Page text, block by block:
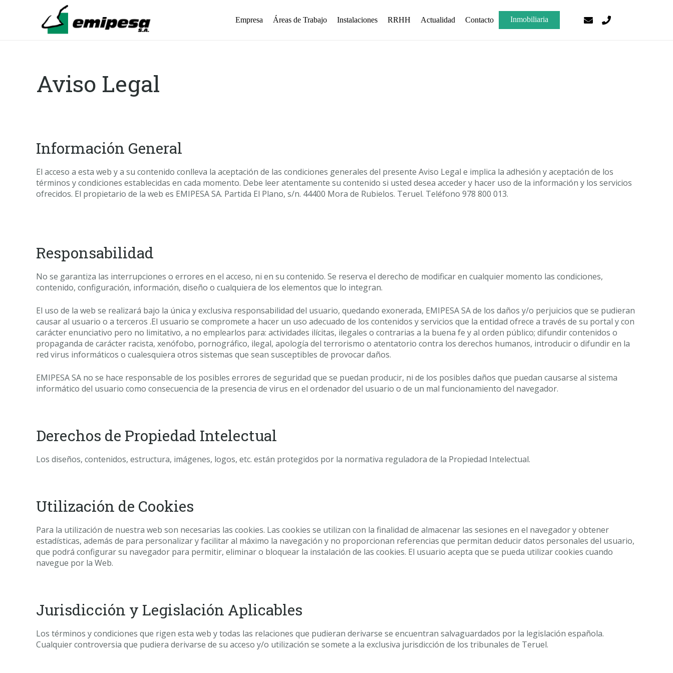
Empresa Áreas de Trabajo Instalaciones RRHH Actualidad Contacto Inmobiliaria
Aviso Legal
Información General
El acceso a esta web y a su contenido conlleva la aceptación de las condiciones generales del presente Aviso Legal e implica la adhesión y aceptación de los
términos y condiciones establecidas en cada momento. Debe leer atentamente su contenido si usted desea acceder y hacer uso de la información y los servicios
ofrecidos. El propietario de la web es EMIPESA SA. Partida El Plano, s/n. 44400 Mora de Rubielos. Teruel. Teléfono 978 800 013.
Responsabilidad
No se garantiza las interrupciones o errores en el acceso, ni en su contenido. Se reserva el derecho de modificar en cualquier momento las condiciones,
contenido, configuración, información, diseño o cualquiera de los elementos que lo integran.
El uso de la web se realizará bajo la única y exclusiva responsabilidad del usuario, quedando exonerada, EMIPESA SA de los daños y/o perjuicios que se pudieran
causar al usuario o a terceros .El usuario se compromete a hacer un uso adecuado de los contenidos y servicios que la entidad ofrece a través de su portal y con
carácter enunciativo pero no limitativo, a no emplearlos para: actividades ilícitas, ilegales o contrarias a la buena fe y al orden público; difundir contenidos o
propaganda de carácter racista, xenófobo, pornográfico, ilegal, apología del terrorismo o atentatorio contra los derechos humanos, introducir o difundir en la
red virus informáticos o cualesquiera otros sistemas que sean susceptibles de provocar daños.
EMIPESA SA no se hace responsable de los posibles errores de seguridad que se puedan producir, ni de los posibles daños que puedan causarse al sistema
informático del usuario como consecuencia de la presencia de virus en el ordenador del usuario o de un mal funcionamiento del navegador.
Derechos de Propiedad Intelectual
Los diseños, contenidos, estructura, imágenes, logos, etc. están protegidos por la normativa reguladora de la Propiedad Intelectual.
Utilización de Cookies
Para la utilización de nuestra web son necesarias las cookies. Las cookies se utilizan con la finalidad de almacenar las sesiones en el navegador y obtener
estadísticas, además de para personalizar y facilitar al máximo la navegación y no proporcionan referencias que permitan deducir datos personales del usuario,
que podrá configurar su navegador para permitir, eliminar o bloquear la instalación de las cookies. El usuario acepta que se pueda utilizar cookies cuando
navegue por la Web.
Jurisdicción y Legislación Aplicables
Los términos y condiciones que rigen esta web y todas las relaciones que pudieran derivarse se encuentran salvaguardados por la legislación española.
Cualquier controversia que pudiera derivarse de su acceso y/o utilización se somete a la exclusiva jurisdicción de los tribunales de Teruel.